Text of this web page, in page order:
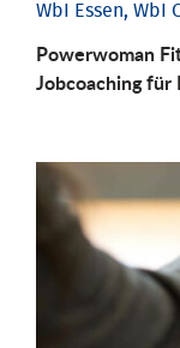
WbI Essen, WbI
Powerwoman
Job­coaching für